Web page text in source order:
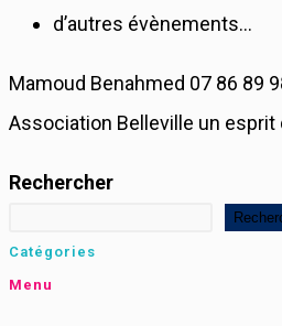
d’autres évènements…
Mamoud Benahmed 07 86 89
Association Belleville un esprit
Rechercher
Catégories
Menu